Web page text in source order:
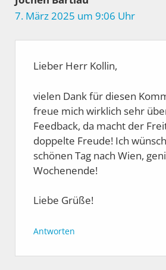
7. März 2025 um 9:06 Uhr
Lieber Herr Kollin,
vielen Dank für diesen
freue mich wirklich sehr
Feedback, da macht der
doppelte Freude! Ich
schönen Tag nach Wien,
Wochenende!
Liebe Grüße!
Antworten